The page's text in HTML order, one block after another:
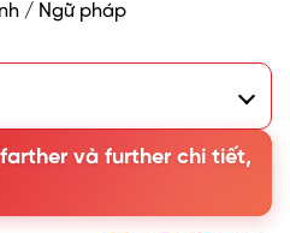
/ Ngữ pháp
và further chính xác
farther và further - có đáp
và further chi tiết,